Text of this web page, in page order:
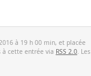
à 19 h 00 min, et placée
à cette entrée via RSS 2.0 . Les